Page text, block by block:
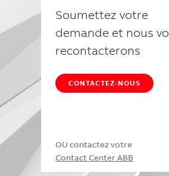
Soumettez votre
demande et nous
recontacterons
CONTACTEZ-NOUS
OU contactez votre
Contact Center ABB